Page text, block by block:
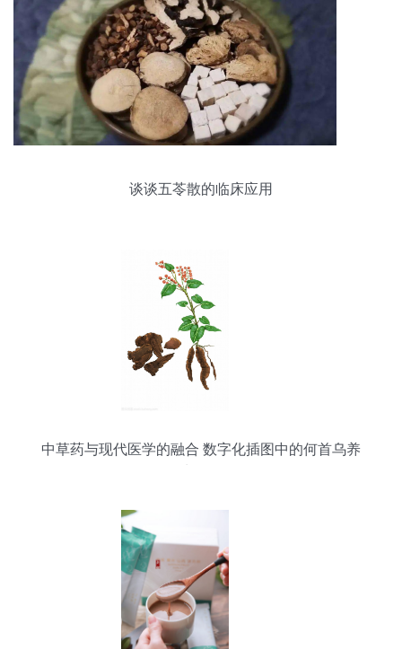
谈谈五苓散的临床应用
中草药与现代医学的融合 数字化插图中的何首乌养